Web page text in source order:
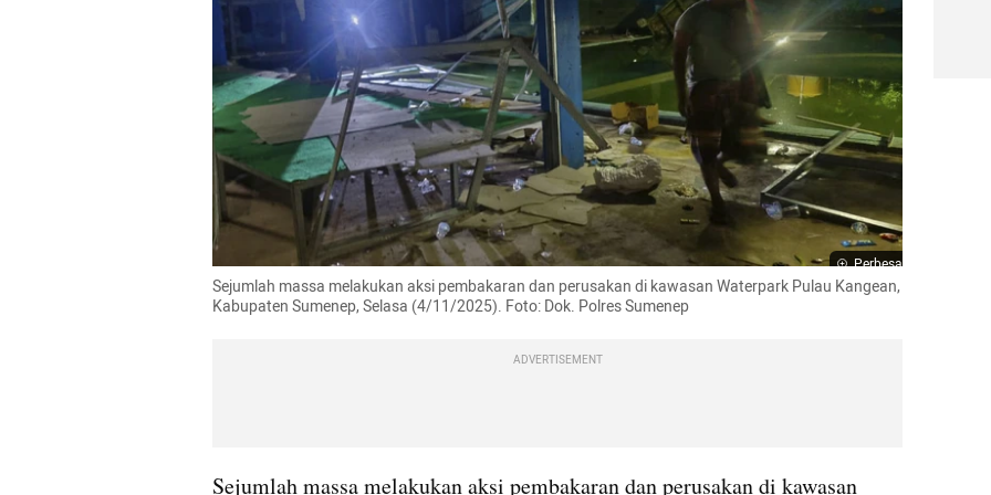
Perbesar
Sejumlah massa melakukan aksi pembakaran dan perusakan di kawasan Waterpark Pulau Kangean,
Kabupaten Sumenep, Selasa (4/11/2025). Foto: Dok. Polres Sumenep
ADVERTISEMENT
Sejumlah massa melakukan aksi pembakaran dan perusakan di kawasan